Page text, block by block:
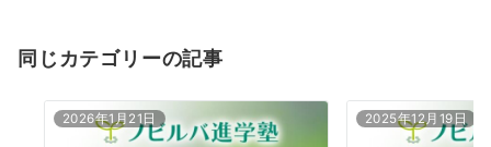
ン
同じカテゴリーの記事
2026年1月21日 2025年12月19日